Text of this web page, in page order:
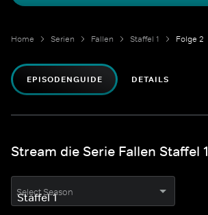
Home Serien Fallen Staffel 1 Folge 2
EPISODENGUIDE DETAILS
Stream die Serie Fallen Staffel 1
Select Season